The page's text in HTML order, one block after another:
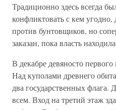
Традиционно здесь всегда
конфликтовать с кем
против бунтовщиков, но
заказан, пока власть
В декабре девяносто
Над куполами древнего
два государственных флага.
всем. Вход на третий этаж